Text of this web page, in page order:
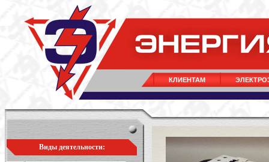
КЛИЕНТАМ
Виды деятельности: